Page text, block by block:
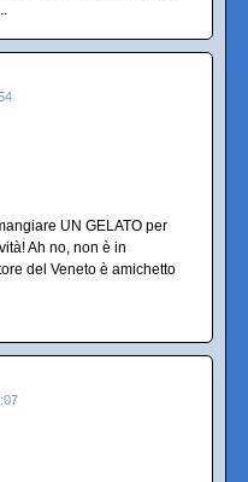
UN GELATO per
Ah no, non è in
del Veneto è amichetto